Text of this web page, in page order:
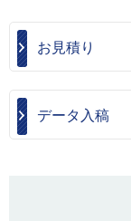
お見積り
データ入稿